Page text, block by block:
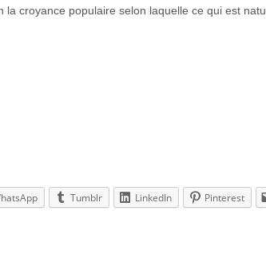
la croyance populaire selon laquelle ce qui est
Tumblr LinkedIn Pinterest